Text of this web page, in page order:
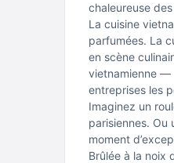
chaleureuse
La cuisine
parfumées. La
en scène
vietnamienne —
entreprises les
Imaginez un
parisiennes.
moment
Brûlée à la noix